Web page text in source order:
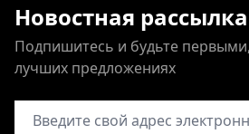
Новостная рассылка
Подпишитесь и будьте первыми,
лучших предложениях
Адрес электронной почты